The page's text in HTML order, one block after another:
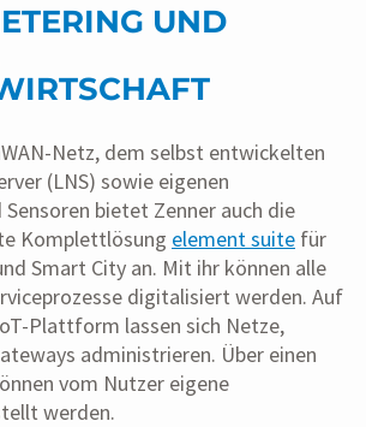
UND
Netz, dem selbst entwickelten
(LNS) sowie eigenen
bietet Zenner auch die
Komplettlösung element suite für
Smart City an. Mit ihr können alle
digitalisiert werden. Auf
Plattform lassen sich Netze,
administrieren. Über einen
vom Nutzer eigene
werden.